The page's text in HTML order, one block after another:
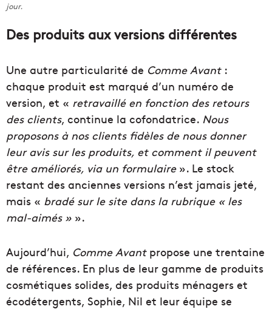
jour.
Des produits aux versions différentes
Une autre particularité de Comme Avant:
chaque produit est marqué d’un numéro de
version, et « retravaillé en fonction des retours
des clients, continue la cofondatrice. Nous
proposons à nos clients fidèles de nous donner
leur avis sur les produits, et comment il peuvent
être améliorés, via un formulaire». Le stock
restant des anciennes versions n’est jamais jeté,
mais « bradé sur le site dans la rubrique « les
mal-aimés » ».
Aujourd’hui, Comme Avantpropose une trentaine
de références. En plus de leur gamme de produits
cosmétiques solides, des produits ménagers et
écodétergents, Sophie, Nil et leur équipe se